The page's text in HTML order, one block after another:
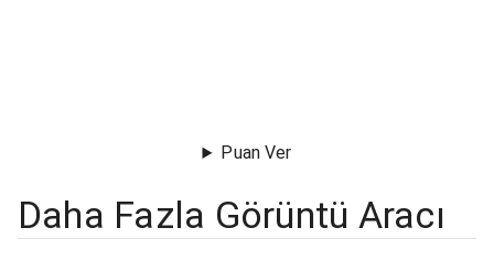
Puan Ver
Daha Fazla Görüntü Aracı